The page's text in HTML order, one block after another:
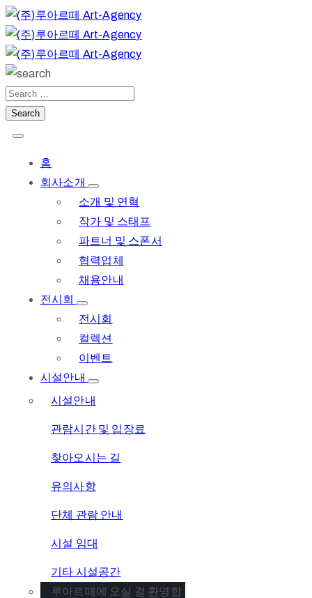
홈
회사소개
소개 및 연혁
작가 및 스태프
파트너 및 스폰서
협력업체
채용안내
전시회
전시회
컬렉션
이벤트
시설안내
시설안내
관람시간 및 입장료
찾아오시는 길
유의사항
단체 관람 안내
시설 임대
기타 시설공간
루아르떼에 오실 걸 환영합